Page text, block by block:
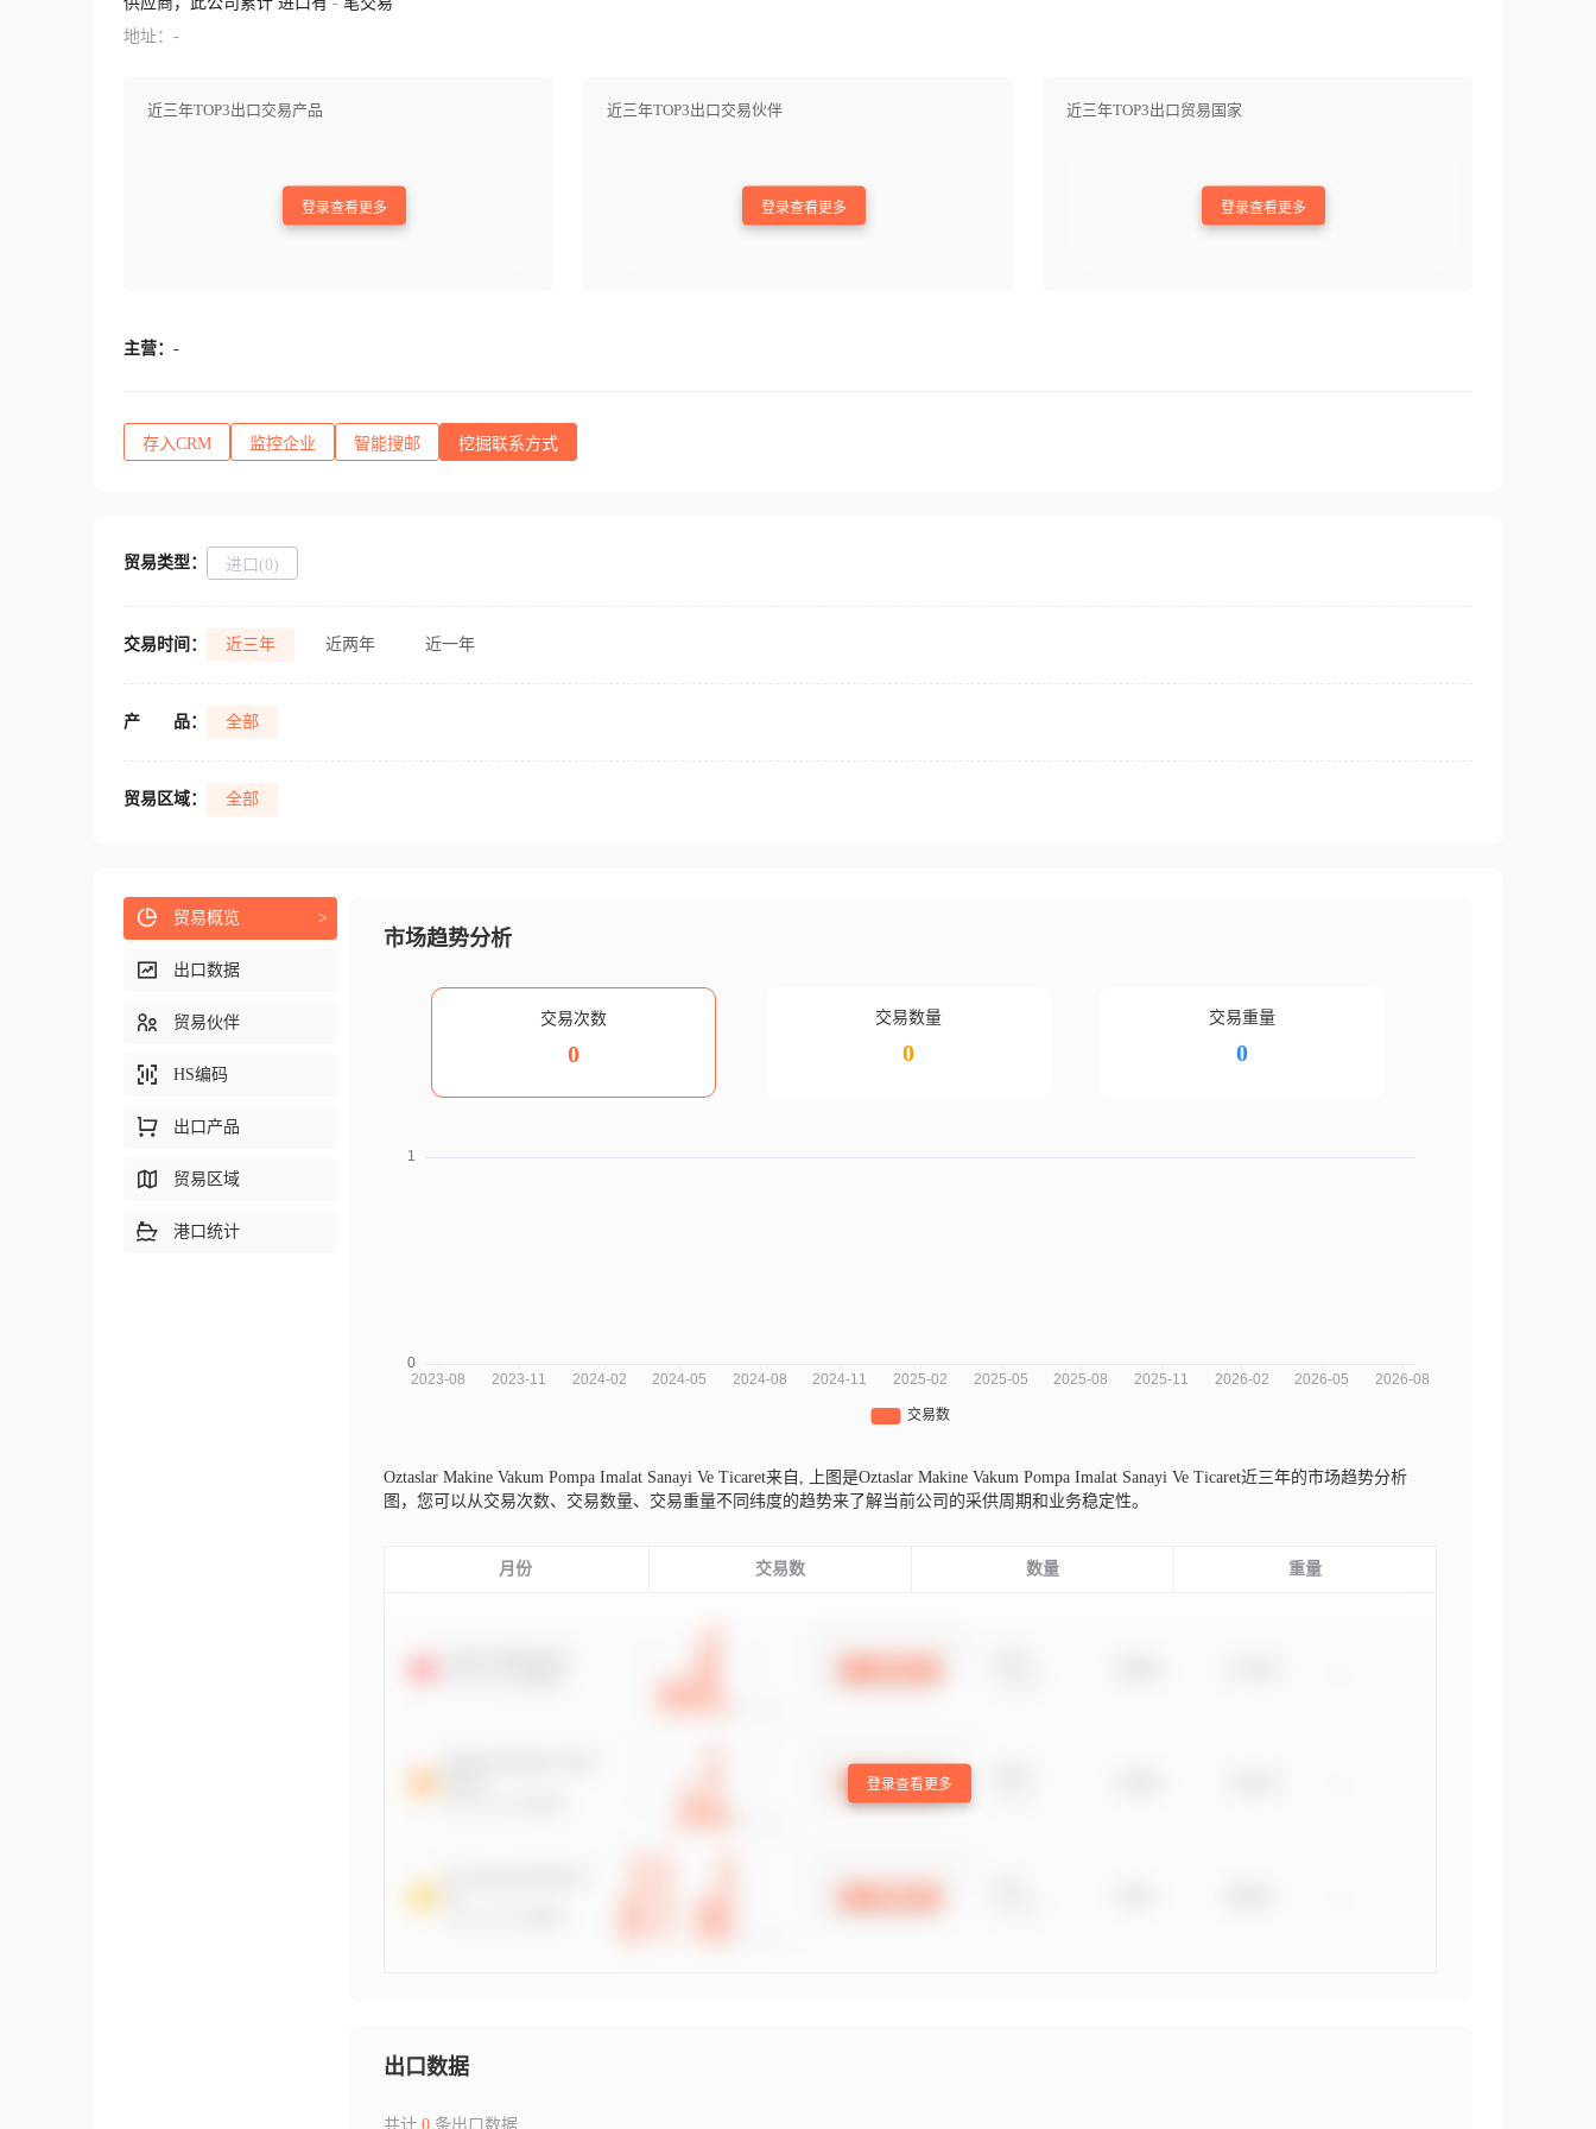
地址：-
近三年TOP3出口交易产品
登录查看更多
近三年TOP3出口交易伙伴
登录查看更多
近三年TOP3出口贸易国家
登录查看更多
主营： -
存入CRM 监控企业 智能搜邮 挖掘联系方式
贸易类型： 进口(0)
交易时间： 近三年 近两年 近一年
产 品： 全部
贸易区域： 全部
市场趋势分析
交易次数
0
交易数量
0
交易重量
0
Oztaslar Makine Vakum Pompa Imalat Sanayi Ve Ticaret来自,
上图是Oztaslar Makine Vakum Pompa Imalat Sanayi Ve Ticaret近三年的市场趋势分析
图，您可以从交易次数、交易数量、交易重量不同纬度的趋势来了解当前公司的采供周期和业务稳定性。
月份 交易数 数量 重量
登录查看更多
出口数据
共计 0条出口数据
贸易概览 >
出口数据
贸易伙伴
HS编码
出口产品
贸易区域
港口统计